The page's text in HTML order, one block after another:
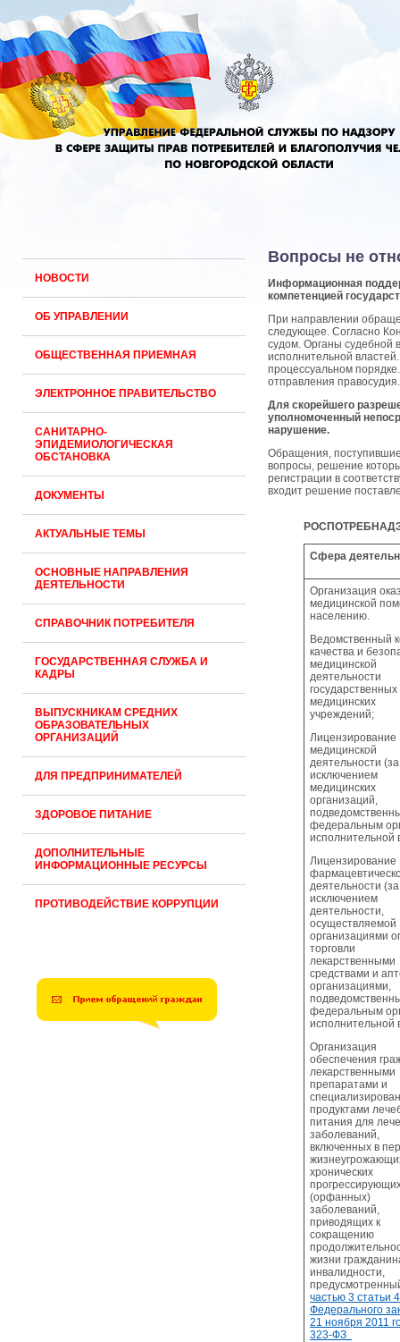
НОВОСТИ
ОБ УПРАВЛЕНИИ
ОБЩЕСТВЕННАЯ ПРИЕМНАЯ
ЭЛЕКТРОННОЕ ПРАВИТЕЛЬСТВО
САНИТАРНО-
ЭПИДЕМИОЛОГИЧЕСКАЯ
ОБСТАНОВКА
ДОКУМЕНТЫ
АКТУАЛЬНЫЕ ТЕМЫ
ОСНОВНЫЕ НАПРАВЛЕНИЯ
ДЕЯТЕЛЬНОСТИ
СПРАВОЧНИК ПОТРЕБИТЕЛЯ
ГОСУДАРСТВЕННАЯ СЛУЖБА И
КАДРЫ
ВЫПУСКНИКАМ СРЕДНИХ
ОБРАЗОВАТЕЛЬНЫХ
ОРГАНИЗАЦИЙ
ДЛЯ ПРЕДПРИНИМАТЕЛЕЙ
ЗДОРОВОЕ ПИТАНИЕ
ДОПОЛНИТЕЛЬНЫЕ
ИНФОРМАЦИОННЫЕ РЕСУРСЫ
ПРОТИВОДЕЙСТВИЕ КОРРУПЦИИ
Вопросы не
Информационная
компетенцией
При направлении
следующее. Согласно
судом. Органы судебной
исполнительной
процессуальном
отправления правосудия.
Для скорейшего
уполномоченный
нарушение.
Обращения,
вопросы, решение
регистрации в
входит решение
Сфера
Организация
медицинской
населению.
Ведомственный
качества и
медицинской
деятельности
государственных
медицинских
учреждений;
Лицензирование
медицинской
деятельности (за
исключением
медицинских
организаций,
федеральным
исполнительной
Лицензирование
деятельности (за
исключением
деятельности,
осуществляемой
организациями
торговли
лекарственными
средствами и
организациями,
федеральным
исполнительной
Организация
обеспечения
лекарственными
препаратами и
продуктами
питания для
заболеваний,
включенных в
хронических
(орфанных)
заболеваний,
приводящих к
сокращению
жизни
инвалидности,
частью 3 статьи
Федерального
21 ноября 2011
323-ФЗ